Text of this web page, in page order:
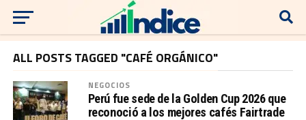
ALL POSTS TAGGED "CAFÉ ORGÁNICO"
NEGOCIOS
Perú fue sede de la Golden Cup 2026 que
reconoció a los mejores cafés Fairtrade